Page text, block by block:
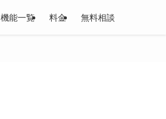
機能一覧 料金 無料相談